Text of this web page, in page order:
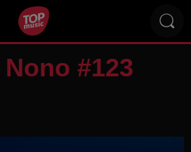
#123